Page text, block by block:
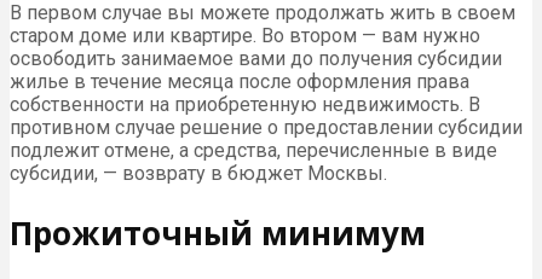
В первом случае вы можете продолжать жить в своем
старом доме или квартире. Во втором — вам нужно
освободить занимаемое вами до получения субсидии
жилье в течение месяца после оформления права
собственности на приобретенную недвижимость. В
противном случае решение о предоставлении субсидии
подлежит отмене, а средства, перечисленные в виде
субсидии, — возврату в бюджет Москвы.
Прожиточный минимум